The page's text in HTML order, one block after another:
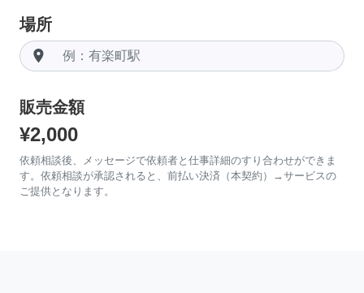
場所
room
販売金額
¥2,000
依頼相談後、メッセージで依頼者と仕事詳細のすり合わせができま
す。依頼相談が承認されると、前払い決済（本契約）→サービスの
ご提供となります。